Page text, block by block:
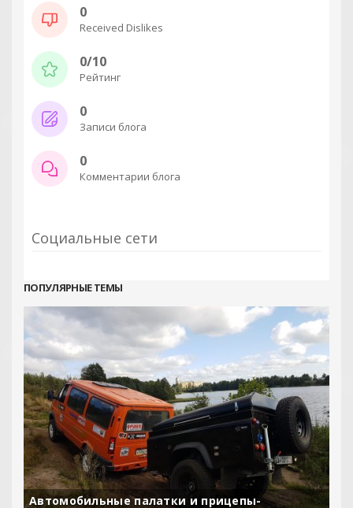
0
Received Dislikes
0/10
Рейтинг
0
Записи блога
0
Комментарии блога
Социальные сети
ПОПУЛЯРНЫЕ ТЕМЫ
Автомобильные палатки и прицепы-